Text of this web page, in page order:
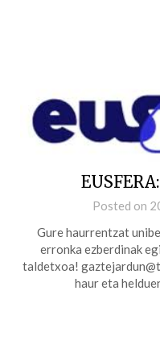
Posted on
Gure haurrentzat
erronka ezberdinak
taldetxoa!
haur eta